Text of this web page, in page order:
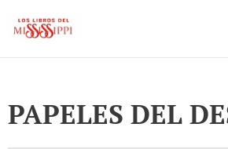
PAPELES DEL